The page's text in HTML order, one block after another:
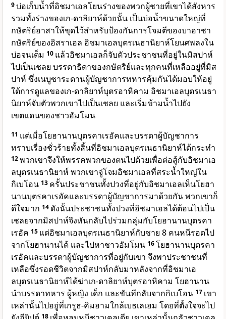
9บ่อเก็บน้ำที่อิชมาเอลโยนร่างของพวกผู้ชายที่เขาได้สังหาร
รวมทั้งร่างของเก-ดาลิยาห์ด้วยนั้น เป็นบ่อน้ำขนาดใหญ่ที่
กษัตริย์อาสาให้ขุดไว้สำหรับป้องกันการโจมตีของบาอาชา
กษัตริย์ของอิสราเอล อิชมาเอลบุตรเนธานิยาห์โยนศพลงใน
บ่อจนเต็ม 10 แล้วอิชมาเอลก็จับตัวประชาชนที่อยู่ในมิสปาห์
ไปเป็นเชลย บรรดาธิดาของกษัตริย์และทุกคนที่เหลืออยู่ที่มิส
ปาห์ ซึ่งเนบูซาระดานผู้บัญชาการทหารคุ้มกันได้มอบให้อยู่
ใต้การดูแลของเก-ดาลิยาห์บุตรอาหิคาม อิชมาเอลบุตรเนธา
นิยาห์จับตัวพวกเขาไปเป็นเชลย และเริ่มข้ามน้ำไปยัง
เขตแดนของชาวอัมโมน
11 แต่เมื่อโยฮานานบุตรคาเรอัคและบรรดาผู้บัญชาการ
ทราบเรื่องชั่วร้ายทั้งสิ้นที่อิชมาเอลบุตรเนธานิยาห์ได้กระทำ
12พวกเขาจึงให้พรรคพวกของตนไปด้วยเพื่อต่อสู้กับอิชมาเอ
ลบุตรเนธานิยาห์ พวกเขาจู่โจมอิชมาเอลที่สระน้ำใหญ่ใน
กิเบโอน 13 ครั้นประชาชนทั้งปวงที่อยู่กับอิชมาเอลเห็นโยฮา
นานบุตรคาเรอัคและบรรดาผู้บัญชาการมาด้วยกัน พวกเขาก็
ดีใจมาก 14 ดังนั้นประชาชนทั้งปวงที่อิชมาเอลได้ต้อนไปเป็น
เชลยจากมิสปาห์จึงหันกลับไปร่วมกลุ่มกับโยฮานานบุตรคา
เรอัค 15 แต่อิชมาเอลบุตรเนธานิยาห์กับชาย 8 คนหนีรอดไป
จากโยฮานานได้ และไปหาชาวอัมโมน 16โยฮานานบุตรคา
เรอัคและบรรดาผู้บัญชาการที่อยู่กับเขา จึงพาประชาชนที่
เหลือซึ่งรอดชีวิตจากมิสปาห์กลับมาหลังจากที่อิชมาเอ
ลบุตรเนธานิยาห์ได้ฆ่าเก-ดาลิยาห์บุตรอาหิคาม โยฮานาน
นำบรรดาทหาร ผู้หญิง เด็ก และขันทีกลับจากกิเบโอน 17 เขา
เหล่านั้นไปอยู่ที่เกรูธ-คิมฮามใกล้เบธเลเฮม โดยที่ตั้งใจจะไป
18